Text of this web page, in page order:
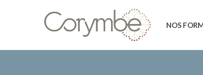
NOS